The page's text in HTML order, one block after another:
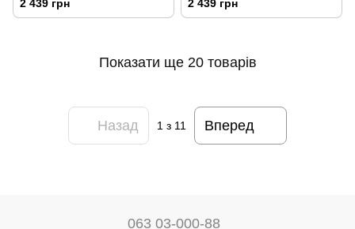
2 439 грн 2 439 грн
Показати ще 20 товарів
Назад 1 з 11 Вперед
063 03-000-88